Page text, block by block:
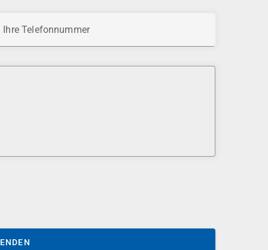
Ihre Telefonnummer